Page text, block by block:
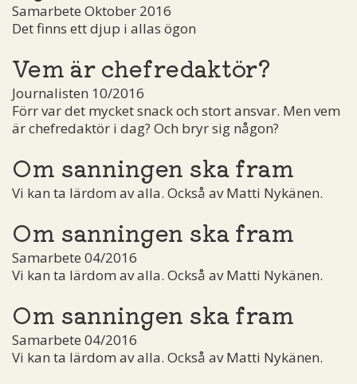
Samarbete Oktober 2016
Det finns ett djup i allas ögon
Vem är chefredaktör?
Journalisten 10/2016
Förr var det mycket snack och stort ansvar. Men vem
är chefredaktör i dag? Och bryr sig någon?
Om sanningen ska fram
Vi kan ta lärdom av alla. Också av Matti Nykänen.
Om sanningen ska fram
Samarbete 04/2016
Vi kan ta lärdom av alla. Också av Matti Nykänen.
Om sanningen ska fram
Samarbete 04/2016
Vi kan ta lärdom av alla. Också av Matti Nykänen.